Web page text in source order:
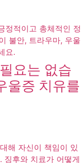
요는 없습
울증 치유를